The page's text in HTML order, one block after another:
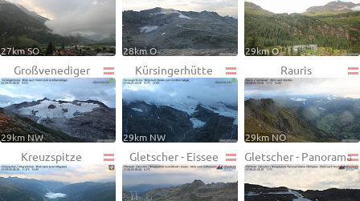
27km SO 28km O 29km O
Großvenediger
29km NW
Kürsingerhütte
29km NW
Rauris
29km NO
Kreuzspitze Gletscher - Eissee Gletscher - Panorama